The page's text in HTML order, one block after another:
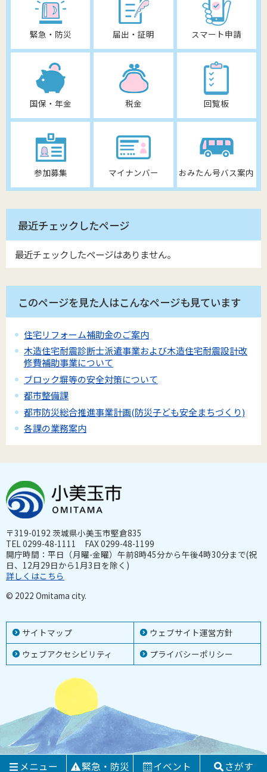
緊急・防災 届出・証明 スマート申請
国保・年金 税金 回覧板
参加募集 マイナンバー おみたん号バス案内
最近チェックしたページ
最近チェックしたページはありません。
このページを見た人はこんなページも見ています
住宅リフォーム補助金のご案内
木造住宅耐震診断士派遣事業および木造住宅耐震設計改
修費補助事業について
ブロック塀等の安全対策について
都市整備課
都市防災総合推進事業計画(防災子ども安全まちづくり)
各課の業務案内
サイトマップ
ウェブサイト運営方針
ウェブアクセシビリティ
プライバシーポリシー
〒319-0192 茨城県小美玉市堅倉835
TEL 0299-48-1111 FAX 0299-48-1199
開庁時間：平日（月曜-金曜）午前8時45分から午後4時30分まで(祝
日、12月29日から1月3日を除く)
詳しくはこちら
© 2022 Omitama city.
メニュー 緊急・防災 イベント さがす